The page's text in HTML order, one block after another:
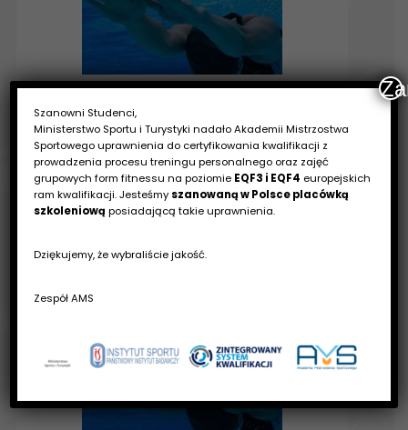
weekendowy
05.09.2026 - 27.09.2026
za 27 dni
1950zł
zapisz się
Szanowni Studenci,
Ministerstwo Sportu i Turystyki nadało Akademii Mistrzostwa
Sportowego uprawnienia do certyfikowania kwalifikacji z
prowadzenia procesu treningu personalnego oraz zajęć
grupowych form fitnessu na poziomie EQF3 i EQF4 europejskich
ram kwalifikacji. Jesteśmy szanowaną w Polsce placówką
szkoleniową posiadającą takie uprawnienia.
Dziękujemy, że wybraliście jakość.
Zespół AMS